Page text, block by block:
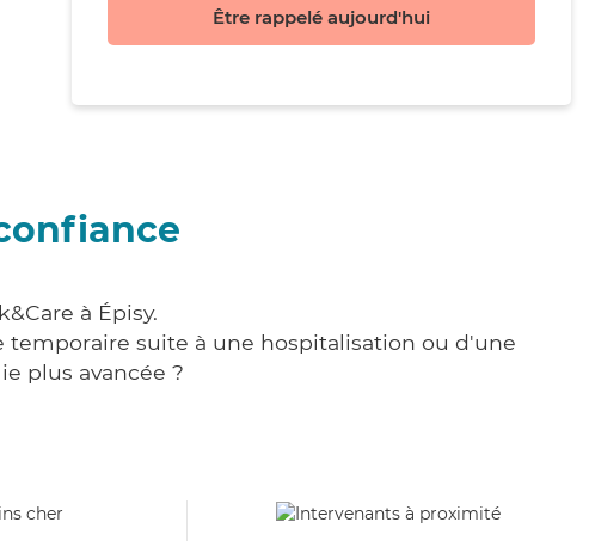
Être rappelé aujourd'hui
à Épisy.
suite à une hospitalisation ou d'une
plus avancée ?